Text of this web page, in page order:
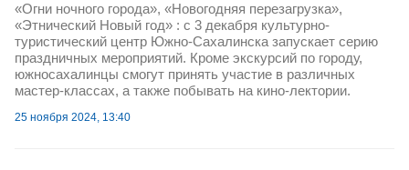
«Огни ночного города», «Новогодняя перезагрузка»,
«Этнический Новый год» : с 3 декабря культурно-
туристический центр Южно-Сахалинска запускает серию
праздничных мероприятий. Кроме экскурсий по городу,
южносахалинцы смогут принять участие в различных
мастер-классах, а также побывать на кино-лектории.
25 ноября 2024, 13:40